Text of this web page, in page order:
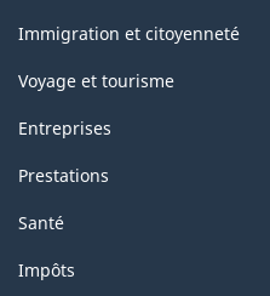
sujets
Immigration et citoyenneté
Voyage et tourisme
Entreprises
Prestations
Santé
Impôts